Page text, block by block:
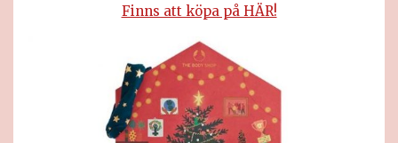
Finns att köpa på HÄR!